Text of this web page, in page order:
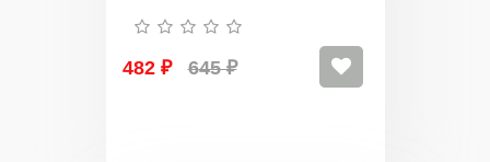
482 ₽ 645 ₽